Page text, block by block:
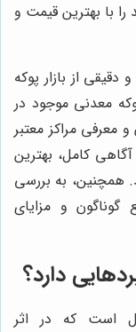
با بهترین قیمت و
از بازار پوکه
معدنی موجود در
و معرفی مراکز معتبر
کامل، بهترین
همچنین، به بررسی
و مزایای
دارد؟
است که در اثر